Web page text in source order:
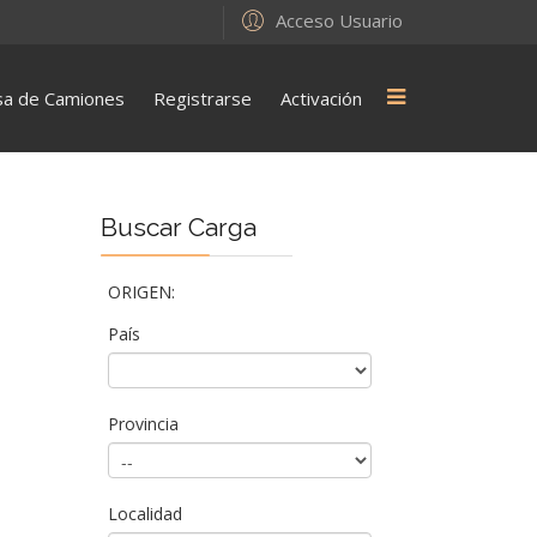
Acceso Usuario
de Camiones Registrarse Activación
Buscar Carga
ORIGEN:
País
Provincia
Localidad